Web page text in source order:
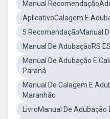
Manual
AplicativoCalagem E
5 RecomendaçãoManual
Manual De AdubaçãoRS
Manual De Adubação E
Paraná
Manual De Calagem E
Maranhão
LivroManual De Adubação